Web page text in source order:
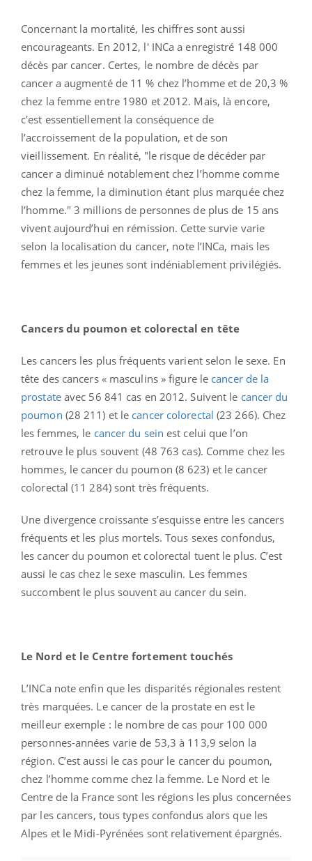
Concernant la mortalité, les chiffres sont aussi
encourageants. En 2012, l' INCa a enregistré 148 000
décès par cancer. Certes, le nombre de décès par
cancer a augmenté de 11 % chez l’homme et de 20,3 %
chez la femme entre 1980 et 2012. Mais, là encore,
c'est essentiellement la conséquence de
l’accroissement de la population, et de son
vieillissement. En réalité, "le risque de décéder par
cancer a diminué notablement chez l’homme comme
chez la femme, la diminution étant plus marquée chez
l’homme." 3 millions de personnes de plus de 15 ans
vivent aujourd’hui en rémission. Cette survie varie
selon la localisation du cancer, note l’INCa, mais les
femmes et les jeunes sont indéniablement privilégiés.
Cancers du poumon et colorectal en tête
Les cancers les plus fréquents varient selon le sexe. En
tête des cancers « masculins » figure le cancer de la
prostateavec 56 841 cas en 2012. Suivent le cancer du
poumon (28 211) et le cancer colorectal (23 266). Chez
les femmes, le cancer du sein est celui que l’on
retrouve le plus souvent (48 763 cas). Comme chez les
hommes, le cancer du poumon (8 623) et le cancer
colorectal (11 284) sont très fréquents.
Une divergence croissante s’esquisse entre les cancers
fréquents et les plus mortels. Tous sexes confondus,
les cancer du poumon et colorectal tuent le plus. C’est
aussi le cas chez le sexe masculin. Les femmes
succombent le plus souvent au cancer du sein.
Le Nord et le Centre fortement touchés
L’INCa note enfin que les disparités régionales restent
très marquées. Le cancer de la prostate en est le
meilleur exemple : le nombre de cas pour 100 000
personnes-années varie de 53,3 à 113,9 selon la
région. C’est aussi le cas pour le cancer du poumon,
chez l’homme comme chez la femme. Le Nord et le
Centre de la France sont les régions les plus concernées
par les cancers, tous types confondus alors que les
Alpes et le Midi-Pyrénées sont relativement épargnés.